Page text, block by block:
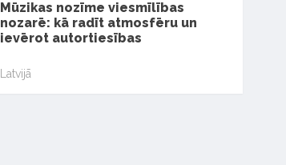
Mūzikas nozīme viesmīlības
nozarē: kā radīt atmosfēru un
ievērot autortiesības
Latvijā